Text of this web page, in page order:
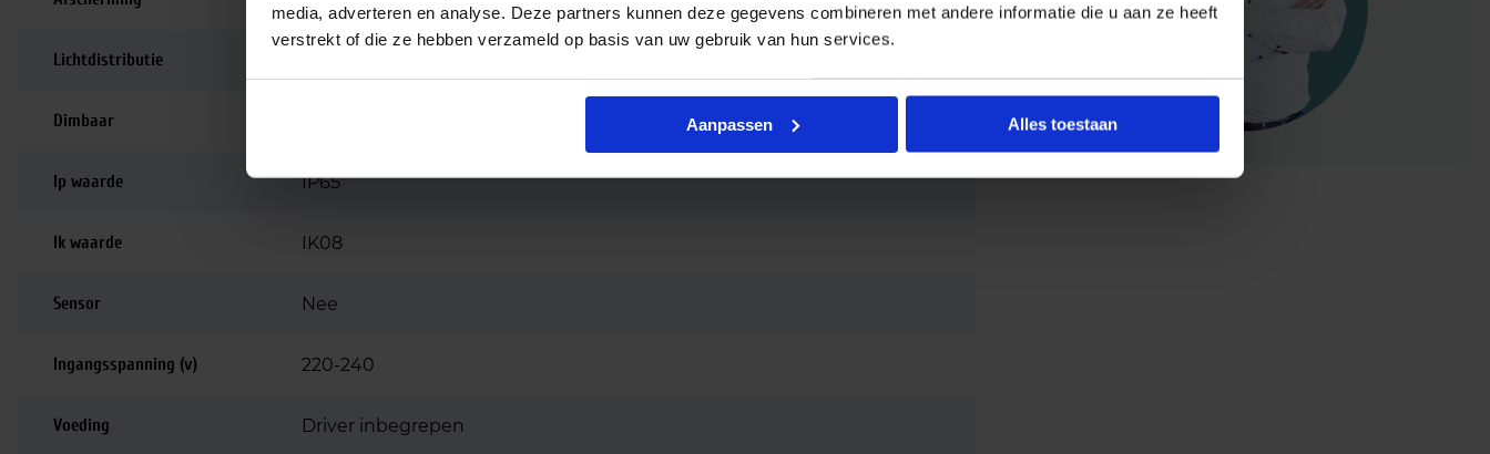
media, adverteren en analyse. Deze partners kunnen deze gegevens combineren met andere informatie die u aan ze heeft
verstrekt of die ze hebben verzameld op basis van uw gebruik van hun services.
Aanpassen Alles toestaan
Lichtdistributie
Dimbaar
Ip waarde IP65
Ik waarde IK08
Sensor Nee
Ingangsspanning (v) 220-240
Voeding Driver inbegrepen